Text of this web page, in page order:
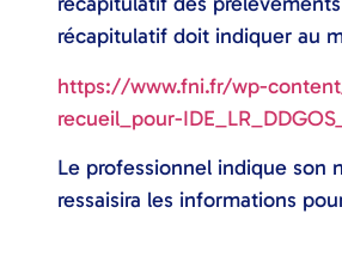
récapitulatif doit indiquer au
https://www.fni.fr/wp-
recueil_pour-
Le professionnel indique son
ressaisira les informations